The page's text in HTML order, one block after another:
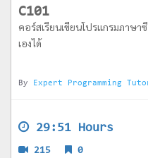
C101
คอร์สเรียนเขียนโปรแกรมภาษ
เองได้
By Expert Programming
29:51 Hours
215 0